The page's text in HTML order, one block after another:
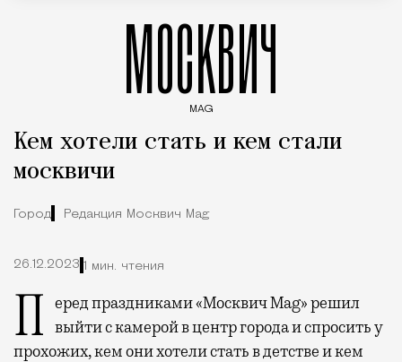
МОСКВИЧ
MAG
Кем хотели стать и кем стали
москвичи
Город Редакция Москвич Mag
26.12.2023 1 мин. чтения
Перед праздниками «Москвич Mag» решил выйти с камерой в центр города и спросить у
прохожих, кем они хотели стать в детстве и кем